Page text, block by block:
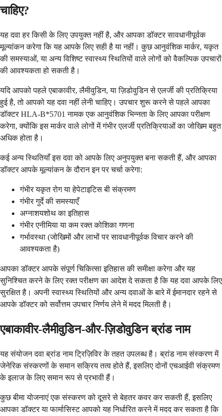
चाहिए?
यह दवा हर किसी के लिए उपयुक्त नहीं है, और आपका डॉक्टर सावधानीपूर्वक
मूल्यांकन करेगा कि यह आपके लिए सही है या नहीं। कुछ आनुवंशिक मार्कर, यकृत
की समस्याओं, या अन्य विशिष्ट स्वास्थ्य स्थितियों वाले लोगों को वैकल्पिक उपचारों
की आवश्यकता हो सकती है।
यदि आपको पहले एबाकावीर, लैमीवुडिन, या ज़िडोवुडिन से एलर्जी की प्रतिक्रिया
हुई है, तो आपको यह दवा नहीं लेनी चाहिए। उपचार शुरू करने से पहले आपका
डॉक्टर HLA-B*5701 नामक एक आनुवंशिक भिन्नता के लिए आपका परीक्षण
करेगा, क्योंकि इस मार्कर वाले लोगों में गंभीर एलर्जी प्रतिक्रियाओं का जोखिम बहुत
अधिक होता है।
कई अन्य स्थितियाँ इस दवा को आपके लिए अनुपयुक्त बना सकती हैं, और आपका
डॉक्टर आपके मूल्यांकन के दौरान इन पर चर्चा करेगा:
गंभीर यकृत रोग या हेपेटाइटिस बी संक्रमण
गंभीर गुर्दे की समस्याएँ
अग्नाशयशोथ का इतिहास
गंभीर एनीमिया या कम रक्त कोशिका गणना
गर्भावस्था (जोखिमों और लाभों पर सावधानीपूर्वक विचार करने की
आवश्यकता है)
आपका डॉक्टर आपके संपूर्ण चिकित्सा इतिहास की समीक्षा करेगा और यह
सुनिश्चित करने के लिए रक्त परीक्षण का आदेश दे सकता है कि यह दवा आपके लिए
सुरक्षित है। अपनी स्वास्थ्य स्थितियों और अन्य दवाओं के बारे में ईमानदार रहने से
आपके डॉक्टर को सर्वोत्तम उपचार निर्णय लेने में मदद मिलती है।
एबाकावीर-लैमीवुडिन-और-ज़िडोवुडिन ब्रांड नाम
यह संयोजन दवा ब्रांड नाम ट्रिज़िविर के तहत उपलब्ध है। ब्रांड नाम संस्करण में
जेनेरिक संस्करणों के समान सक्रिय तत्व होते हैं, इसलिए दोनों एचआईवी संक्रमण
के इलाज के लिए समान रूप से प्रभावी हैं।
कुछ बीमा योजनाएं एक संस्करण को दूसरे से बेहतर कवर कर सकती हैं, इसलिए
आपका डॉक्टर या फार्मासिस्ट आपको यह निर्धारित करने में मदद कर सकता है कि